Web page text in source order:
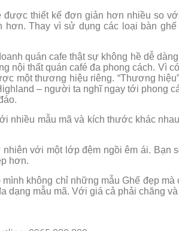
thiết kế đơn giản hơn nhiều so
hơn. Thay vì sử dụng các loại bàn
quán cafe thật sự không hề dễ
nội thất quán café đa phong cách. Vì
một thương hiệu riêng. “Thương
– người ta nghĩ ngay tới phong
nhiều mẫu mã và kích thước khác
với một lớp đệm ngồi êm ái.
hơn.
không chỉ những mẫu Ghế đẹp
dạng mẫu mã. Với giá cả phải chăng